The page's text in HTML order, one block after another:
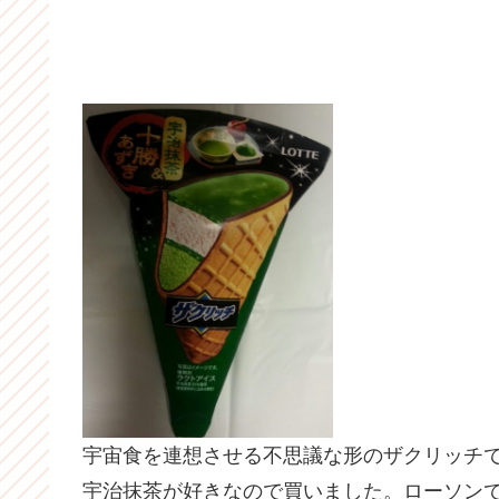
宇宙食を連想させる不思議な形のザクリッチで
宇治抹茶が好きなので買いました。ローソンで